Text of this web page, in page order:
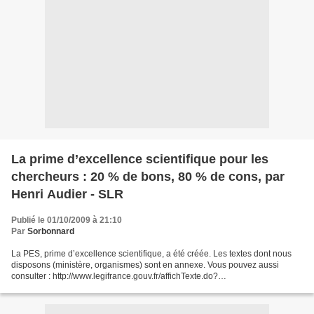
La prime d’excellence scientifique pour les
chercheurs : 20 % de bons, 80 % de cons, par
Henri Audier - SLR
Publié le 01/10/2009 à 21:10
Par Sorbonnard
La PES, prime d’excellence scientifique, a été créée. Les textes dont nous
disposons (ministère, organismes) sont en annexe. Vous pouvez aussi
consulter : http://www.legifrance.gouv.fr/affichTexte.do?